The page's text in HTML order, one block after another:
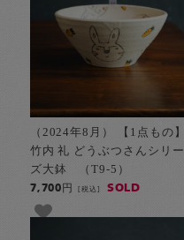
（2024年8月） 【1点もの】
竹内 礼 どうぶつさんシリー
ズ大鉢 （T9-5）
7,700円[税込] SOLD